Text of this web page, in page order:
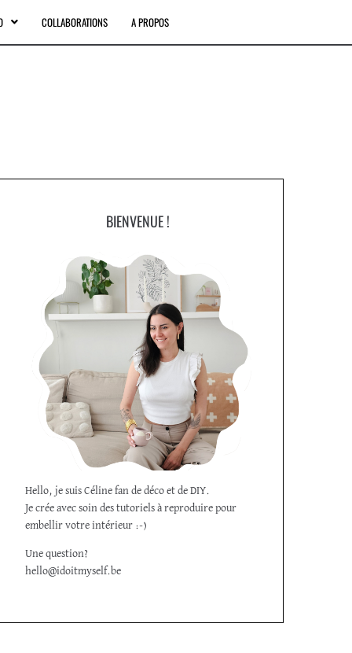
COLLABORATIONS A PROPOS
BIENVENUE !
Hello, je suis Céline fan de déco et de DIY.
Je crée avec soin des tutoriels à reproduire pour
embellir votre intérieur :-)
Une question?
hello@idoitmyself.be